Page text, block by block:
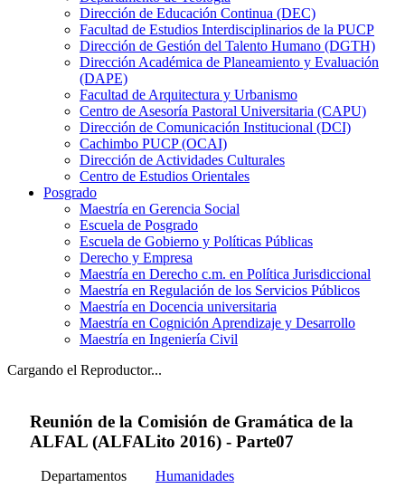
Dirección de Educación Continua (DEC)
Facultad de Estudios Interdisciplinarios de la PUCP
Dirección de Gestión del Talento Humano (DGTH)
Dirección Académica de Planeamiento y Evaluación
(DAPE)
Facultad de Arquitectura y Urbanismo
Centro de Asesoría Pastoral Universitaria (CAPU)
Dirección de Comunicación Institucional (DCI)
Cachimbo PUCP (OCAI)
Dirección de Actividades Culturales
Centro de Estudios Orientales
Posgrado
Maestría en Gerencia Social
Escuela de Posgrado
Escuela de Gobierno y Políticas Públicas
Derecho y Empresa
Maestría en Derecho c.m. en Política Jurisdiccional
Maestría en Regulación de los Servicios Públicos
Maestría en Docencia universitaria
Maestría en Cognición Aprendizaje y Desarrollo
Maestría en Ingeniería Civil
Cargando el Reproductor...
Reunión de la Comisión de Gramática de la
ALFAL (ALFALito 2016) - Parte07
Departamentos
Humanidades